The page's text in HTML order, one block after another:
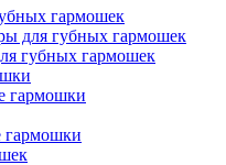
гармошек
для губных гармошек
губных гармошек
гармошки